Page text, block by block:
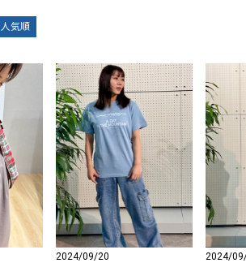
人気順
2024/09/20 2024/